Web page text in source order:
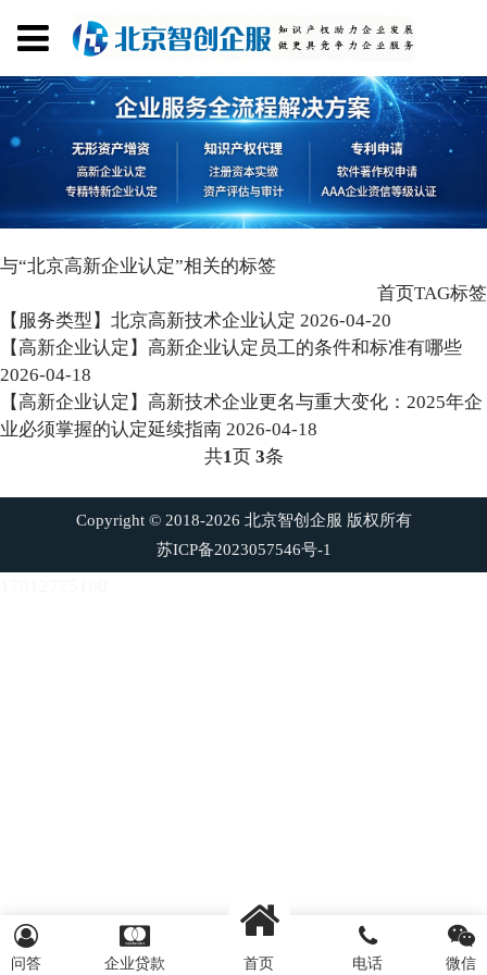
与“北京高新企业认定”相关的标签
首页TAG标签
【服务类型】北京高新技术企业认定 2026-04-20
【高新企业认定】高新企业认定员工的条件和标准有哪些
2026-04-18
【高新企业认定】高新技术企业更名与重大变化：2025年企
业必须掌握的认定延续指南 2026-04-18
共1 页 3条
Copyright © 2018-2026 北京智创企服 版权所有
苏ICP备2023057546号-1
问答 企业贷款 首页 电话 微信